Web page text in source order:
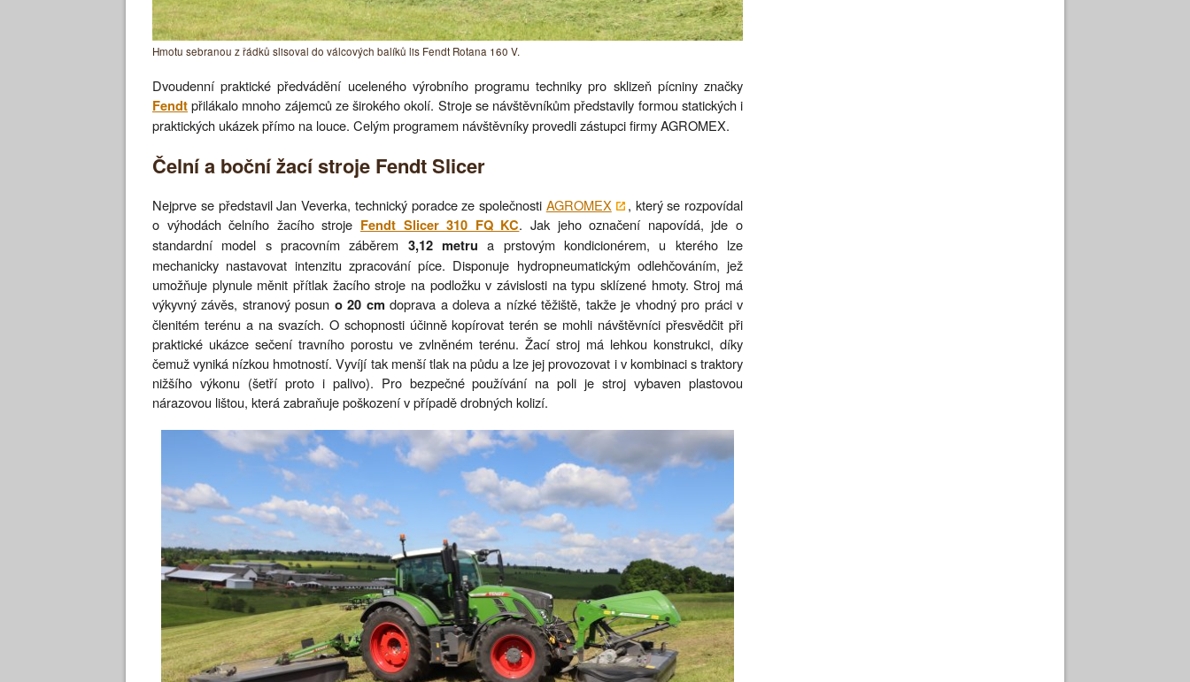
Hmotu sebranou z řádků slisoval do válcových balíků lis Fendt Rotana 160 V.
Dvoudenní praktické předvádění uceleného výrobního programu techniky pro sklizeň pícniny značky
Fendtpřilákalo mnoho zájemců ze širokého okolí. Stroje se návštěvníkům představily formou statických i
praktických ukázek přímo na louce. Celým programem návštěvníky provedli zástupci firmy AGROMEX.
Čelní a boční žací stroje Fendt Slicer
Nejprve se představil Jan Veverka, technický poradce ze společnosti AGROMEX
, který se rozpovídal
o výhodách čelního žacího stroje Fendt Slicer 310 FQ KC. Jak jeho označení napovídá, jde o
standardní model s pracovním záběrem 3,12 metru a prstovým kondicionérem, u kterého lze
mechanicky nastavovat intenzitu zpracování píce. Disponuje hydropneumatickým odlehčováním, jež
umožňuje plynule měnit přítlak žacího stroje na podložku v závislosti na typu sklízené hmoty. Stroj má
výkyvný závěs, stranový posun o 20 cm doprava a doleva a nízké těžiště, takže je vhodný pro práci v
členitém terénu a na svazích. O schopnosti účinně kopírovat terén se mohli návštěvníci přesvědčit při
praktické ukázce sečení travního porostu ve zvlněném terénu. Žací stroj má lehkou konstrukci, díky
čemuž vyniká nízkou hmotností. Vyvíjí tak menší tlak na půdu a lze jej provozovat i v kombinaci s traktory
nižšího výkonu (šetří proto i palivo). Pro bezpečné používání na poli je stroj vybaven plastovou
nárazovou lištou, která zabraňuje poškození v případě drobných kolizí.